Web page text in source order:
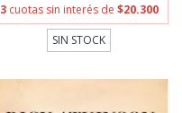
3 cuotas sin interés de $20.300
SIN STOCK